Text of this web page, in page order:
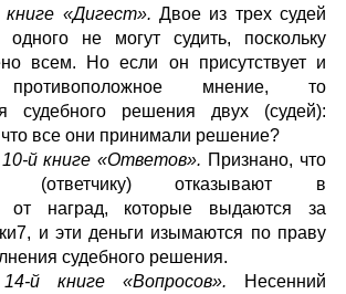
книге «Дигест».Двое из трех судей
одного не могут судить, поскольку
всем. Но если он присутствует и
противоположное мнение, то
судебного решения двух (судей):
все они принимали решение?
й книге «Ответов». Признано, что
(ответчику) отказывают в
от наград, которые выдаются за
и эти деньги изымаются по праву
судебного решения.
й книге «Вопросов».
Несенний